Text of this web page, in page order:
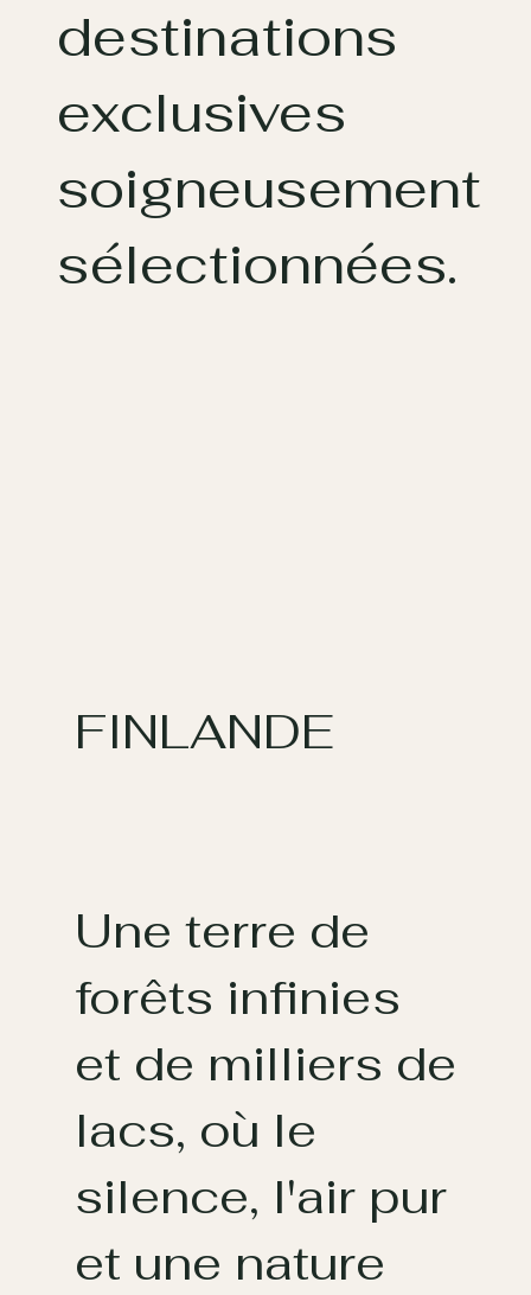
destinations
exclusives
soigneusement
sélectionnées.
FINLANDE
Une terre de
forêts infinies
et de milliers de
lacs, où le
silence, l'air pur
et une nature